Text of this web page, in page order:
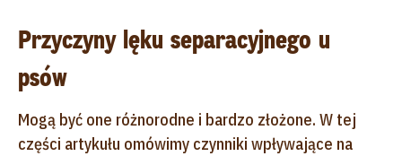
Przyczyny lęku separacyjnego u
psów
Mogą być one różnorodne i bardzo złożone. W tej
części artykułu omówimy czynniki wpływające na